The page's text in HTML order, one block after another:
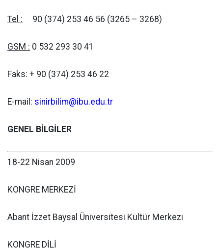
Tel : 90 (374) 253 46 56 (3265 – 3268)
GSM : 0 532 293 30 41
Faks: + 90 (374) 253 46 22
E-mail: sinirbilim@ibu.edu.tr
GENEL BİLGİLER
18-22 Nisan 2009
KONGRE MERKEZİ
Abant İzzet Baysal Üniversitesi Kültür Merkezi
KONGRE DİLİ